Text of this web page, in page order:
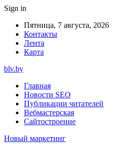
Sign in
Пятница, 7 августа, 2026
Контакты
Лента
Карта
blv.by
Главная
Новости SEO
Публикации читателей
Вебмастерская
Сайтостроение
Новый маркетинг